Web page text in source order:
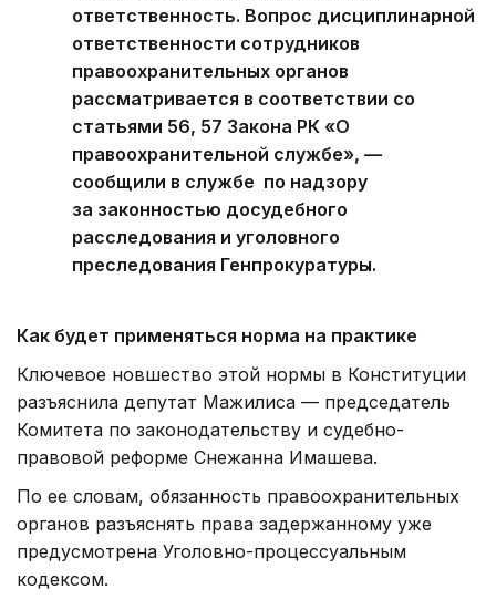
ответственность. Вопрос дисциплинарной
ответственности сотрудников
правоохранительных органов
рассматривается в соответствии со
статьями 56, 57 Закона РК «О
правоохранительной службе», —
сообщили в службе по надзору
за законностью досудебного
расследования и уголовного
преследования Генпрокуратуры.
Как будет применяться норма на практике
Ключевое новшество этой нормы в Конституции
разъяснила депутат Мажилиса — председатель
Комитета по законодательству и судебно-
правовой реформе Снежанна Имашева.
По ее словам, обязанность правоохранительных
органов разъяснять права задержанному уже
предусмотрена Уголовно-процессуальным
кодексом.